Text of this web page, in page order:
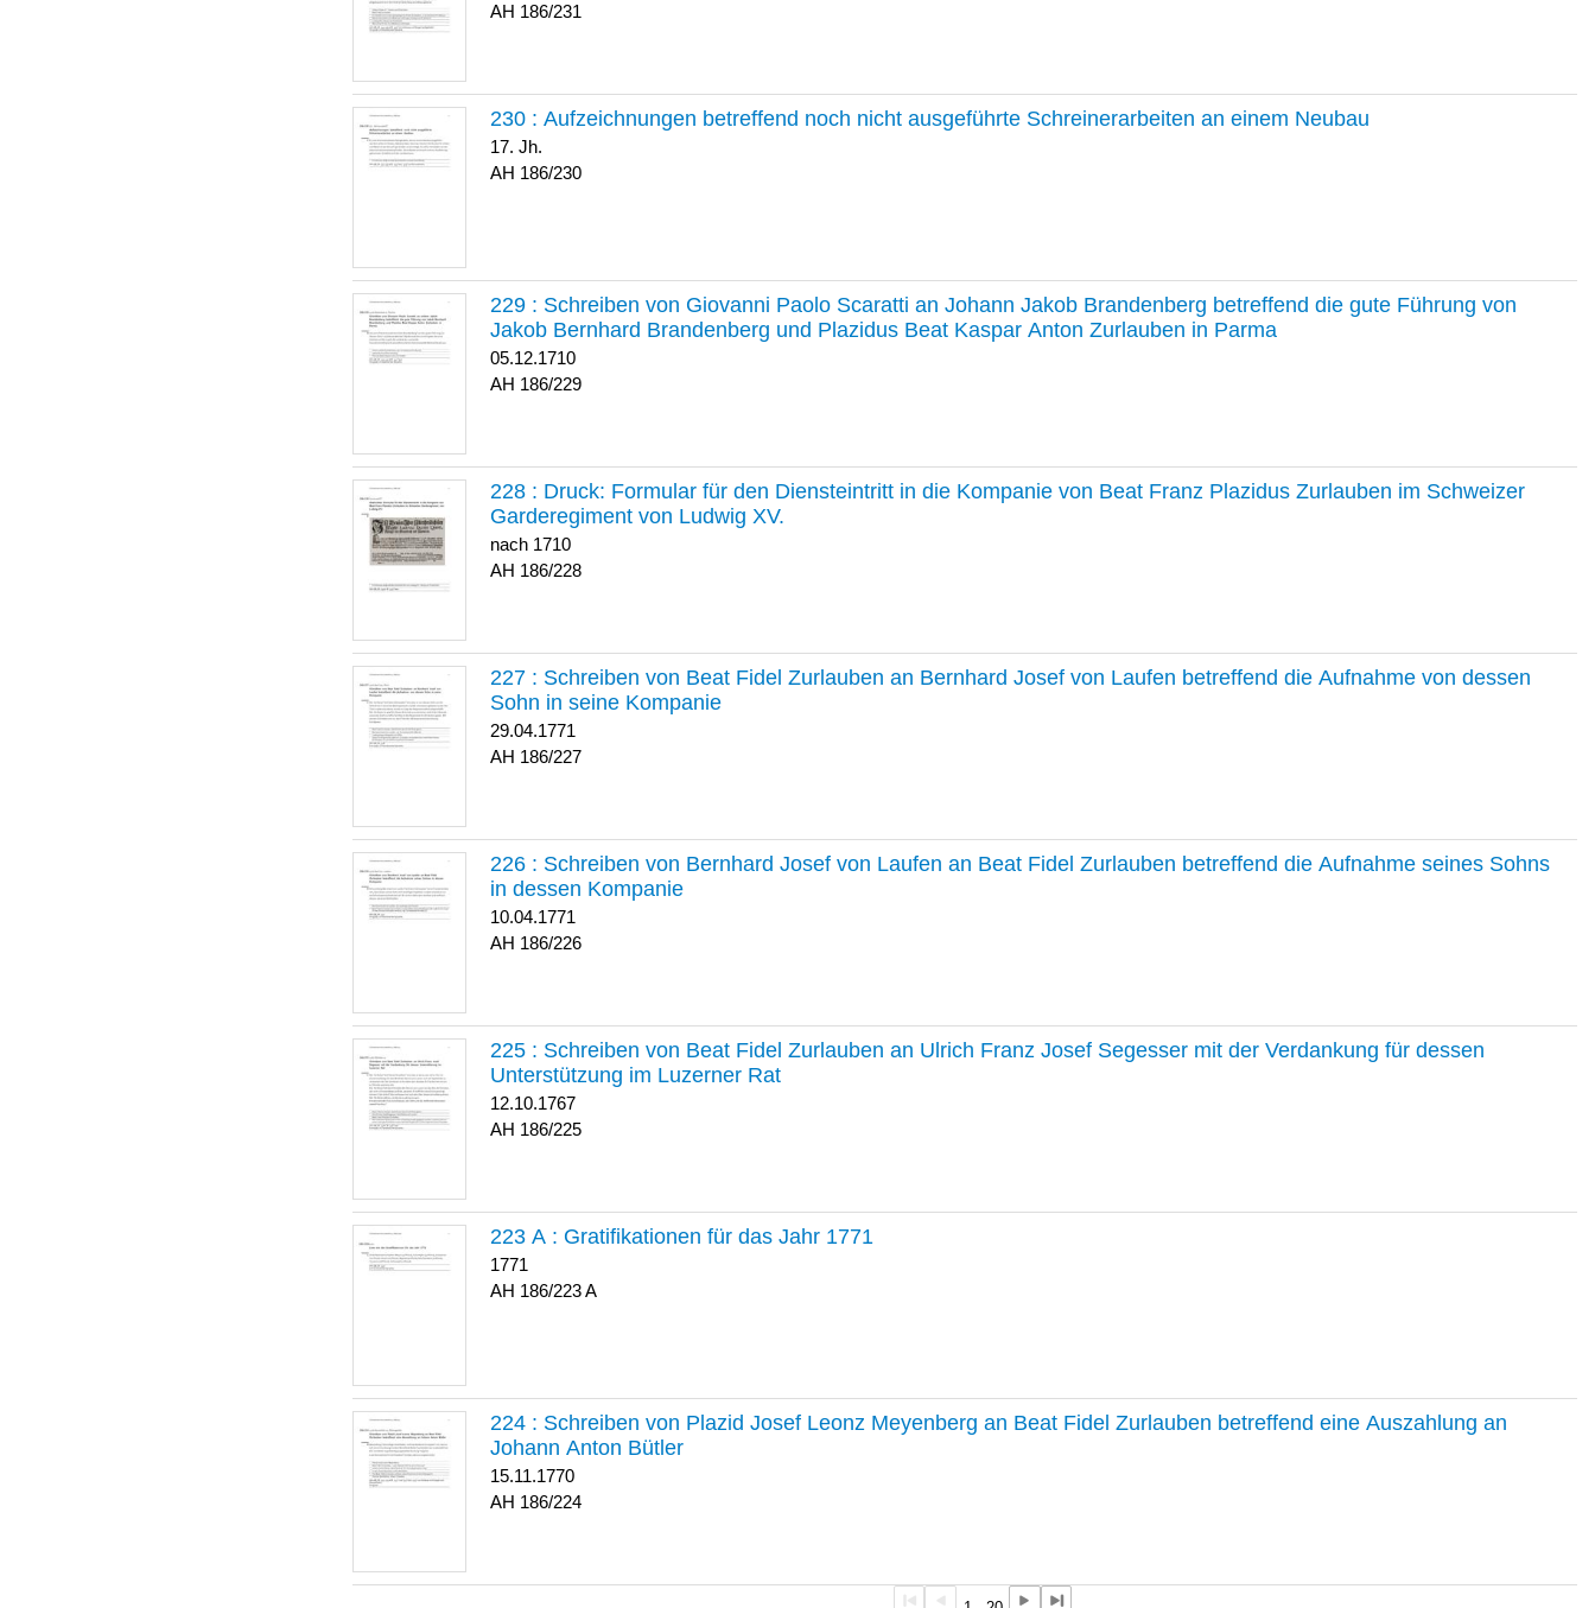
186/231
230 : Aufzeichnungen betreffend noch nicht ausgeführte Schreinerarbeiten an einem Neubau
17. Jh.
186/230
229 : Schreiben von Giovanni Paolo Scaratti an Johann Jakob Brandenberg betreffend die gute Führung von
Jakob Bernhard Brandenberg und Plazidus Beat Kaspar Anton Zurlauben in Parma
05.12.1710
186/229
228 : Druck: Formular für den Diensteintritt in die Kompanie von Beat Franz Plazidus Zurlauben im Schweizer
Garderegiment von Ludwig XV.
nach 1710
186/228
227 : Schreiben von Beat Fidel Zurlauben an Bernhard Josef von Laufen betreffend die Aufnahme von dessen
Sohn in seine Kompanie
29.04.1771
186/227
226 : Schreiben von Bernhard Josef von Laufen an Beat Fidel Zurlauben betreffend die Aufnahme seines Sohns
in dessen Kompanie
10.04.1771
186/226
225 : Schreiben von Beat Fidel Zurlauben an Ulrich Franz Josef Segesser mit der Verdankung für dessen
Unterstützung im Luzerner Rat
12.10.1767
186/225
223 A : Gratifikationen für das Jahr 1771
1771
186/223 A
224 : Schreiben von Plazid Josef Leonz Meyenberg an Beat Fidel Zurlauben betreffend eine Auszahlung an
Johann Anton Bütler
15.11.1770
186/224